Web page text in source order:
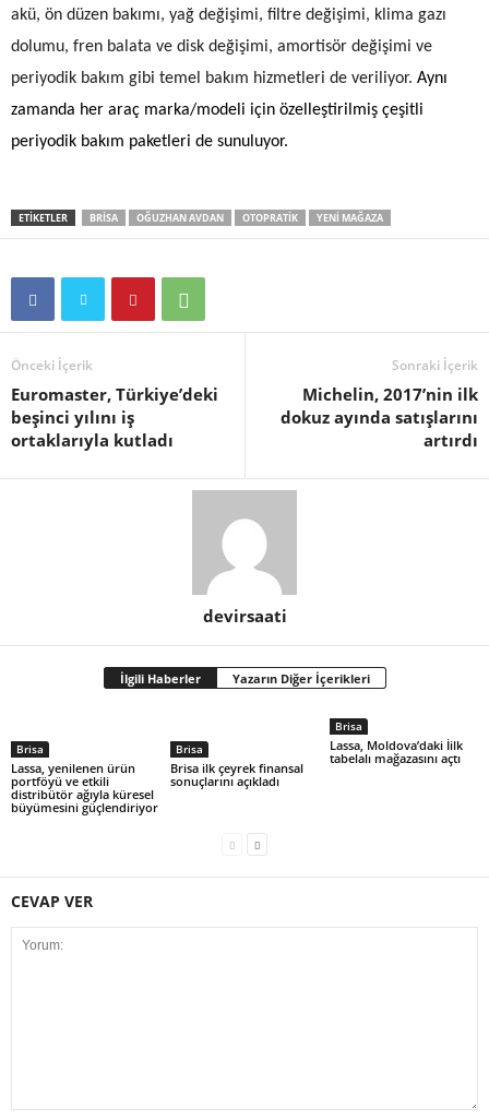
akü, ön düzen bakımı, yağ değişimi, filtre değişimi, klima gazı
dolumu, fren balata ve disk değişimi, amortisör değişimi ve
periyodik bakım gibi temel bakım hizmetleri de veriliyor. Aynı
zamanda her araç marka/modeli için özelleştirilmiş çeşitli
periyodik bakım paketleri de sunuluyor.
ETIKETLER BRISA OĞUZHAN AVDAN OTOPRATIK YENI MAĞAZA
Önceki İçerik
Euromaster, Türkiye’deki
beşinci yılını iş
ortaklarıyla kutladı
Sonraki İçerik
Michelin, 2017’nin ilk
dokuz ayında satışlarını
artırdı
devirsaati
İlgili Haberler Yazarın Diğer İçerikleri
Brisa
Lassa, yenilenen ürün
portföyü ve etkili
distribütör ağıyla küresel
büyümesini güçlendiriyor
Brisa
Brisa ilk çeyrek finansal
sonuçlarını açıkladı
Brisa
Lassa, Moldova’daki İilk
tabelalı mağazasını açtı
CEVAP VER